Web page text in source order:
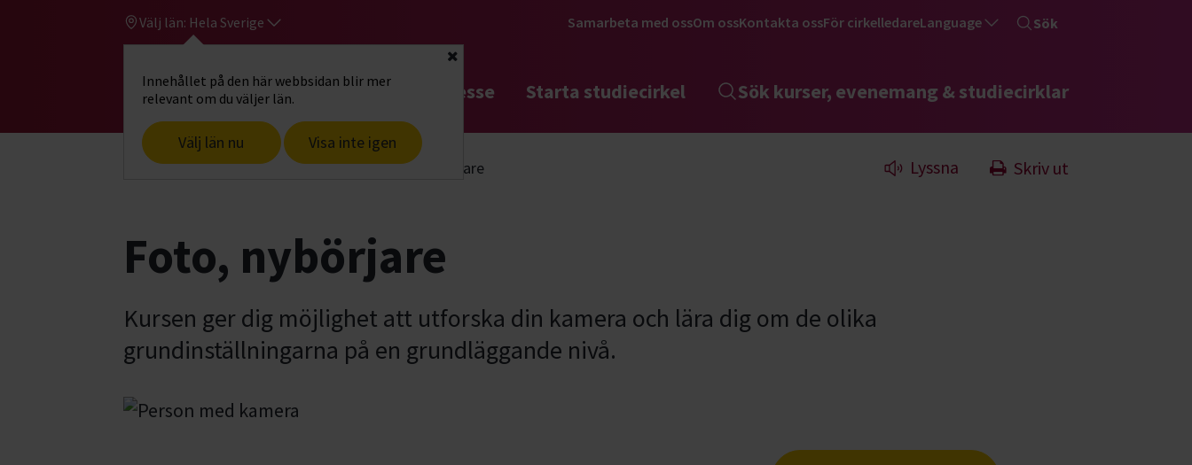
Välj län: Hela Sverige
Innehållet på den här webbsidan blir mer
relevant om du väljer län.
Välj län nu Visa inte igen
Stäng
Samarbeta med ossOm ossKontakta ossFör cirkelledareLanguage Sök
Gå till studiefrämjandets startsidaHitta intresse Starta studiecirkel Sök kurser, evenemang & studiecirklar
Start Hitta intresse Film & foto Foto, nybörjare Lyssna Skriv ut
Foto, nybörjare
Kursen ger dig möjlighet att utforska din kamera och lära dig om de olika
grundinställningarna på en grundläggande nivå.